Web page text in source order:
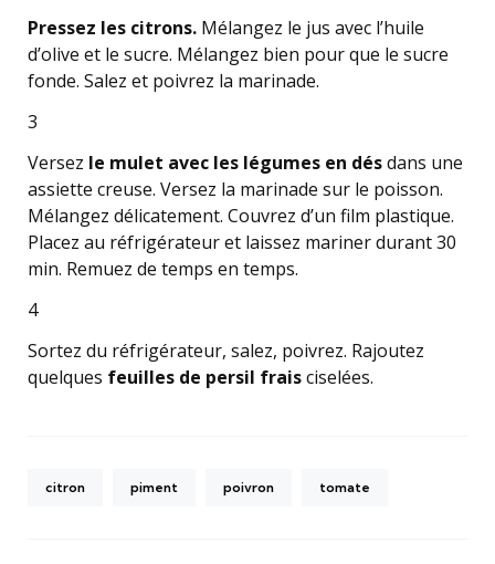
Pressez les citrons. Mélangez le jus avec l’huile
d’olive et le sucre. Mélangez bien pour que le sucre
fonde. Salez et poivrez la marinade.
3
Versez le mulet avec les légumes en désdans une
assiette creuse. Versez la marinade sur le poisson.
Mélangez délicatement. Couvrez d’un film plastique.
Placez au réfrigérateur et laissez mariner durant 30
min. Remuez de temps en temps.
4
Sortez du réfrigérateur, salez, poivrez. Rajoutez
quelques feuilles de persil fraisciselées.
citron piment poivron tomate